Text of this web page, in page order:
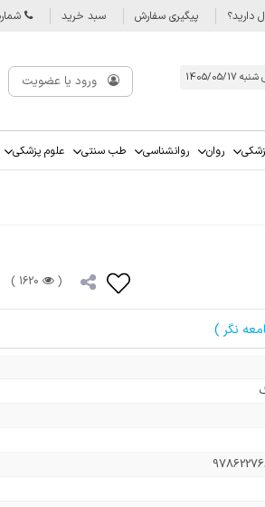
دارید؟ پیگیری سفارش سبد خرید شماره
05/17 ورود یا عضویت
روان روانشناسی طب سنتی علوم پزشکی
(
1620 )
نگر )